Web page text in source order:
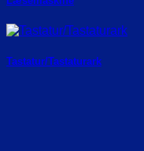
Tastatur/Tastaturark